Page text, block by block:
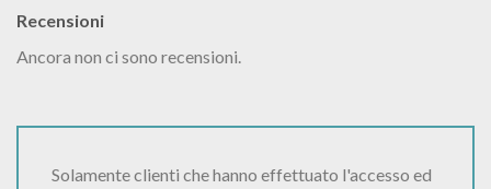
Recensioni
Ancora non ci sono recensioni.
Solamente clienti che hanno effettuato l'accesso ed